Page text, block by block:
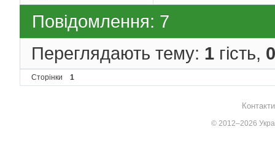
Повідомлення: 7
Переглядають тему: 1 гість, 0
Сторінки 1
© 2012–2026